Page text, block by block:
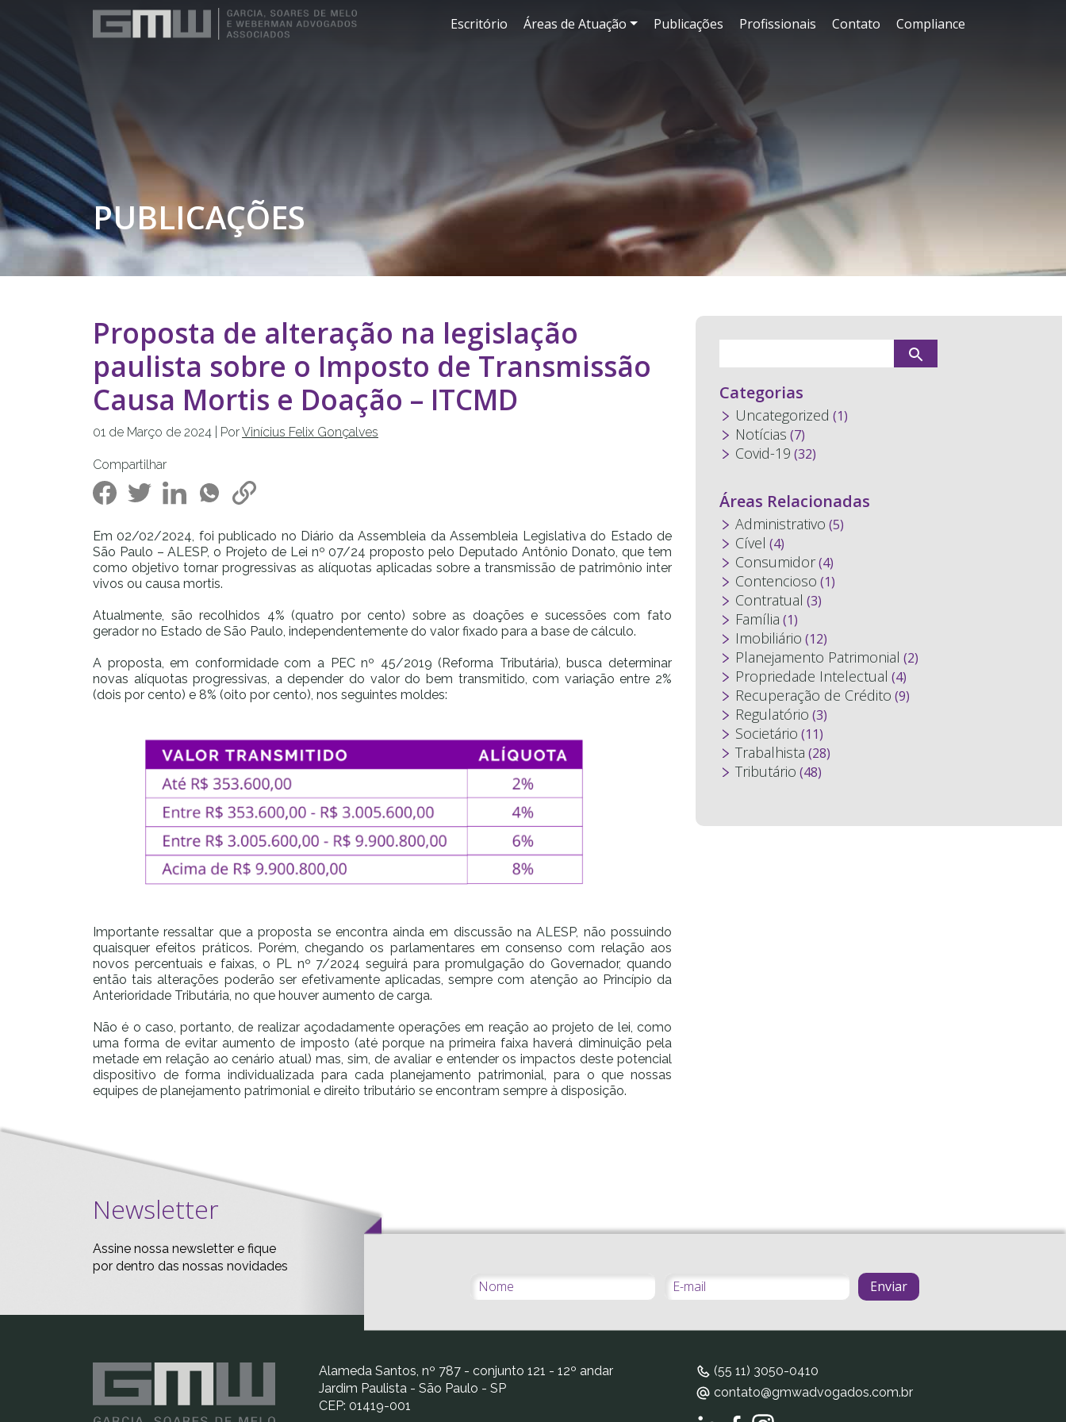
Escritório Áreas de Atuação Publicações Profissionais Contato Compliance
PUBLICAÇÕES
Proposta de alteração na legislação
paulista sobre o Imposto de Transmissão
Causa Mortis e Doação – ITCMD
01 de Março de 2024 | PorVinícius Felix Gonçalves
Compartilhar
Em 02/02/2024, foi publicado no Diário da Assembleia da Assembleia Legislativa do Estado de
São Paulo – ALESP, o Projeto de Lei nº 07/24 proposto pelo Deputado Antônio Donato, que tem
como objetivo tornar progressivas as alíquotas aplicadas sobre a transmissão de patrimônio inter
vivos ou causa mortis.
Atualmente, são recolhidos 4% (quatro por cento) sobre as doações e sucessões com fato
gerador no Estado de São Paulo, independentemente do valor fixado para a base de cálculo.
A proposta, em conformidade com a PEC nº 45/2019 (Reforma Tributária), busca determinar
novas alíquotas progressivas, a depender do valor do bem transmitido, com variação entre 2%
(dois por cento) e 8% (oito por cento), nos seguintes moldes:
Importante ressaltar que a proposta se encontra ainda em discussão na ALESP, não possuindo
quaisquer efeitos práticos. Porém, chegando os parlamentares em consenso com relação aos
novos percentuais e faixas, o PL nº 7/2024 seguirá para promulgação do Governador, quando
então tais alterações poderão ser efetivamente aplicadas, sempre com atenção ao Princípio da
Anterioridade Tributária, no que houver aumento de carga.
Não é o caso, portanto, de realizar açodadamente operações em reação ao projeto de lei, como
uma forma de evitar aumento de imposto (até porque na primeira faixa haverá diminuição pela
metade em relação ao cenário atual) mas, sim, de avaliar e entender os impactos deste potencial
dispositivo de forma individualizada para cada planejamento patrimonial, para o que nossas
equipes de planejamento patrimonial e direito tributário se encontram sempre à disposição.
Categorias
Uncategorized (1)
Notícias (7)
Covid-19 (32)
Áreas Relacionadas
Administrativo (5)
Cível (4)
Consumidor(4)
Contencioso (1)
Contratual (3)
Família (1)
Imobiliário (12)
Planejamento Patrimonial (2)
Propriedade Intelectual (4)
Recuperação de Crédito (9)
Regulatório (3)
Societário (11)
Trabalhista (28)
Tributário (48)
Newsletter
Assine nossa newsletter e fique
por dentro das nossas novidades
Alameda Santos, nº 787 - conjunto 121 - 12º andar
Jardim Paulista - São Paulo - SP
CEP: 01419-001
(55 11) 3050-0410
contato@gmwadvogados.com.br